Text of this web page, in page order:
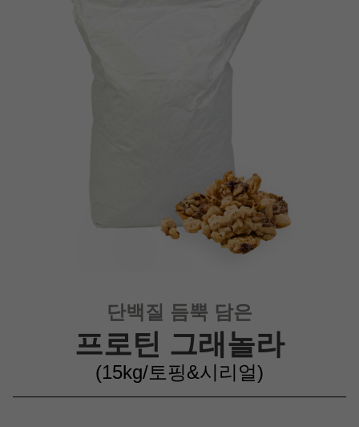
단백질 듬뿍 담은
프로틴 그래놀라
(15kg/토핑&시리얼)